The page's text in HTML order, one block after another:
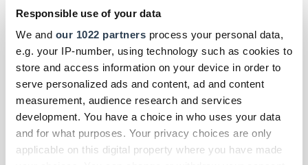
Responsible use of your data
We and our 1022 partners process your personal data,
e.g. your IP-number, using technology such as cookies to
store and access information on your device in order to
serve personalized ads and content, ad and content
measurement, audience research and services
development. You have a choice in who uses your data
and for what purposes. Your privacy choices are only
applicable on this digital property where you have made
nunmehr achten Generation vorgestellt. Sie haben dem Klassiker ein